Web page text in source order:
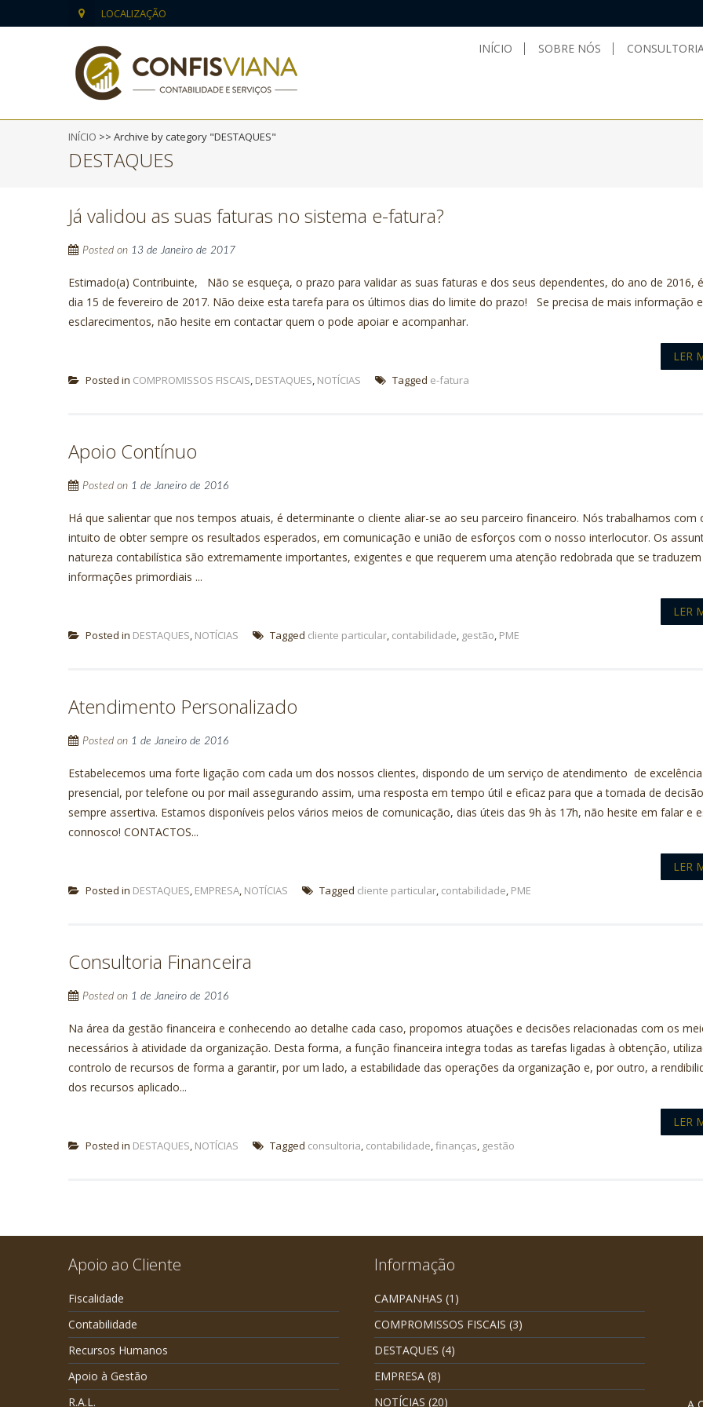
LOCALIZAÇÃO
INÍCIO SOBRE NÓS
INÍCIO >> Archive by category "DESTAQUES"
DESTAQUES
Já validou as suas faturas no sistema e-fatura?
Posted on 13 de Janeiro de 2017
Estimado(a) Contribuinte, Não se esqueça, o prazo para validar as suas faturas e dos seus dependentes, do ano de 2016,
dia 15 de fevereiro de 2017. Não deixe esta tarefa para os últimos dias do limite do prazo! Se precisa de mais informação e
esclarecimentos, não hesite em contactar quem o pode apoiar e acompanhar.
LER
Posted in COMPROMISSOS FISCAIS, DESTAQUES, NOTÍCIAS Tagged e-fatura
Apoio Contínuo
Posted on 1 de Janeiro de 2016
Há que salientar que nos tempos atuais, é determinante o cliente aliar-se ao seu parceiro financeiro. Nós trabalhamos com
intuito de obter sempre os resultados esperados, em comunicação e união de esforços com o nosso interlocutor. Os
natureza contabilística são extremamente importantes, exigentes e que requerem uma atenção redobrada que se
informações primordiais ...
LER
Posted in DESTAQUES, NOTÍCIAS Tagged cliente particular, contabilidade, gestão, PME
Atendimento Personalizado
Posted on 1 de Janeiro de 2016
Estabelecemos uma forte ligação com cada um dos nossos clientes, dispondo de um serviço de atendimento de
presencial, por telefone ou por mail assegurando assim, uma resposta em tempo útil e eficaz para que a tomada de
sempre assertiva. Estamos disponíveis pelos vários meios de comunicação, dias úteis das 9h às 17h, não hesite em falar e
connosco! CONTACTOS...
LER
Posted in DESTAQUES, EMPRESA, NOTÍCIAS Tagged cliente particular, contabilidade, PME
Consultoria Financeira
Posted on 1 de Janeiro de 2016
Na área da gestão financeira e conhecendo ao detalhe cada caso, propomos atuações e decisões relacionadas com os
necessários à atividade da organização. Desta forma, a função financeira integra todas as tarefas ligadas à obtenção,
controlo de recursos de forma a garantir, por um lado, a estabilidade das operações da organização e, por outro, a
dos recursos aplicado...
LER
Posted in DESTAQUES, NOTÍCIAS Tagged consultoria, contabilidade,finanças, gestão
Apoio ao Cliente
Fiscalidade
Contabilidade
Recursos Humanos
Apoio à Gestão
R.A.L.
Informação
CAMPANHAS (1)
COMPROMISSOS FISCAIS (3)
DESTAQUES (4)
EMPRESA(8)
NOTÍCIAS (20)